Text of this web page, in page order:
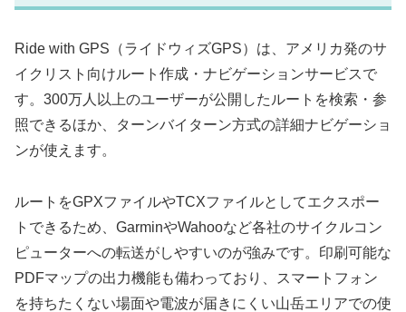
Ride with GPS（ライドウィズGPS）は、アメリカ発のサ
イクリスト向けルート作成・ナビゲーションサービスで
す。300万人以上のユーザーが公開したルートを検索・参
照できるほか、ターンバイターン方式の詳細ナビゲーショ
ンが使えます。
ルートをGPXファイルやTCXファイルとしてエクスポー
トできるため、GarminやWahooなど各社のサイクルコン
ピューターへの転送がしやすいのが強みです。印刷可能な
PDFマップの出力機能も備わっており、スマートフォン
を持ちたくない場面や電波が届きにくい山岳エリアでの使